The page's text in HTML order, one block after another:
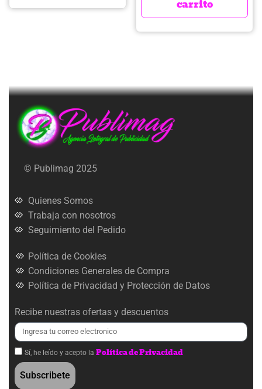
carrito
© Publimag 2025
Quienes Somos
Trabaja con nosotros
Seguimiento del Pedido
Política de Cookies
Condiciones Generales de Compra
Política de Privacidad y Protección de Datos
Recibe nuestras ofertas y descuentos
Sí, he leído y acepto la Política de Privacidad
Subscribete